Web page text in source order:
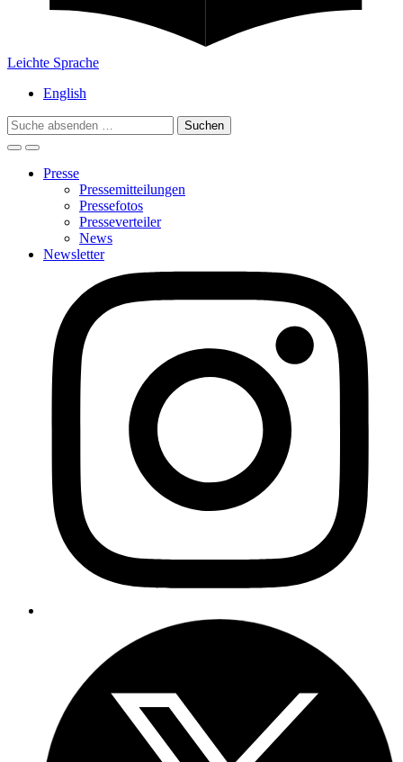
Leichte Sprache
English
Search
for:
Presse
Pressemitteilungen
Pressefotos
Presseverteiler
News
Newsletter